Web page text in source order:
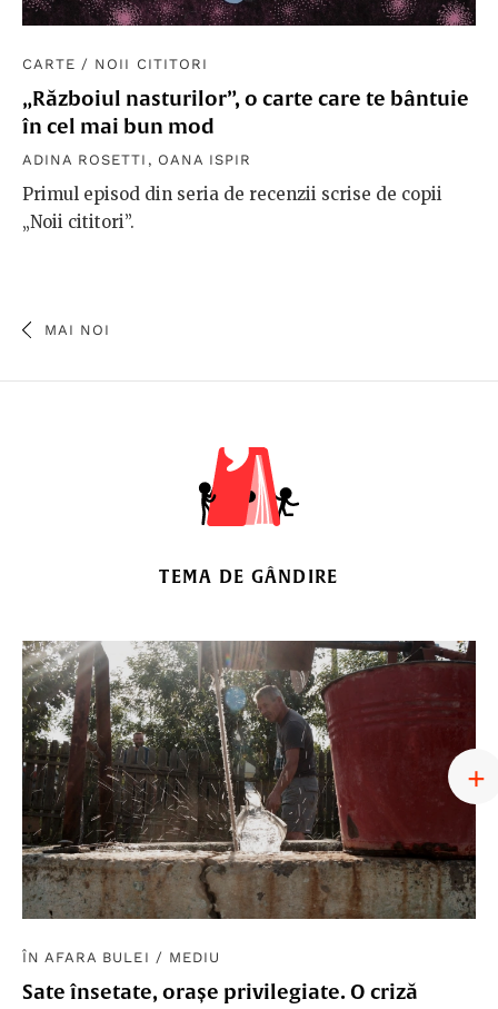
CARTE / NOII CITITORI
„Războiul nasturilor”, o carte care te bântuie
în cel mai bun mod
ADINA ROSETTI , OANA ISPIR
Primul episod din seria de recenzii scrise de copii
„Noii cititori”.
MAI NOI
TEMA DE GÂNDIRE
ÎN AFARA BULEI / MEDIU
Sate însetate, orașe privilegiate. O criză